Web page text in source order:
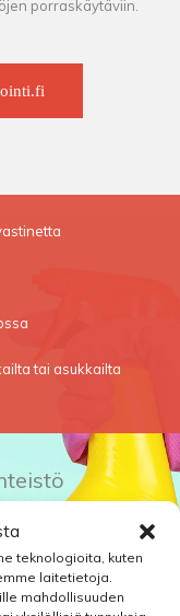
teknologioita, kuten
laitetietoja.
mahdollisuuden
porraskäytäviin.
tai asukkailta
kiinteistön ylläpitoon